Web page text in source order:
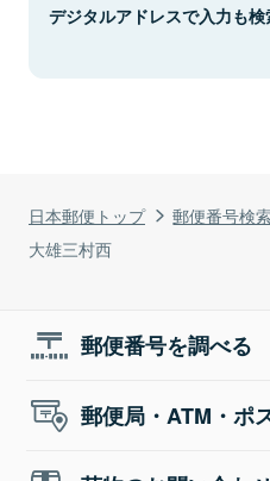
日本郵便トップ 郵便番号検
大雄三村西
デジタルアドレスで入力も検
郵便番号を調べる
郵便局・ATM・ポ